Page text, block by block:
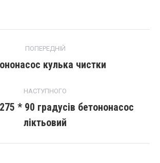
ПОПЕРЕДНІЙ
Попередній
кулька чистки
НАСТУПНОГО
Наступний
запис:
* 90 градусів бетононасос
ліктьовий